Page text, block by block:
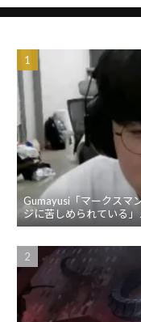
Gumayusi「マークスマ
ジに苦しめられている